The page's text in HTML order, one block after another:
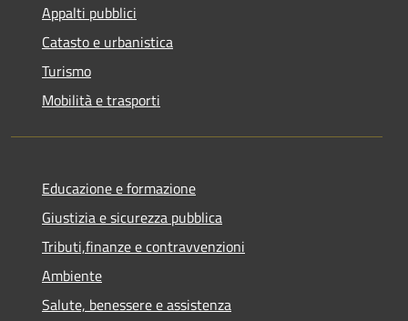
Appalti pubblici
Catasto e urbanistica
Turismo
Mobilità e trasporti
Educazione e formazione
Giustizia e sicurezza pubblica
Tributi,finanze e contravvenzioni
Ambiente
Salute, benessere e assistenza